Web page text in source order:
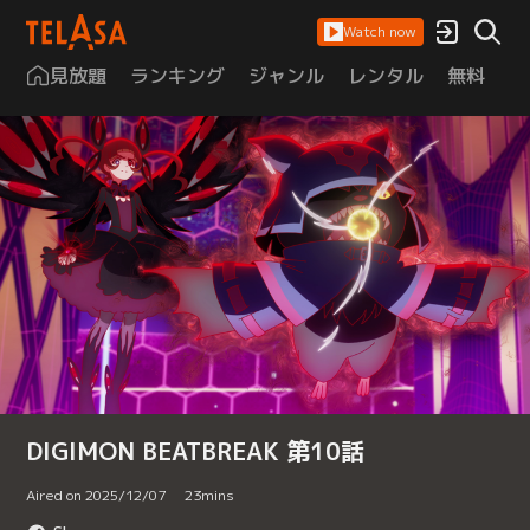
Watch now
見放題 ランキング ジャンル レンタル 無料
DIGIMON BEATBREAK 第10話
Aired on 2025/12/07 23mins